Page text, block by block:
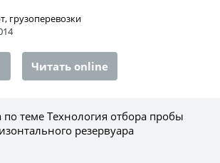
грузоперевозки
Читать online
по теме Технология отбора пробы
резервуара